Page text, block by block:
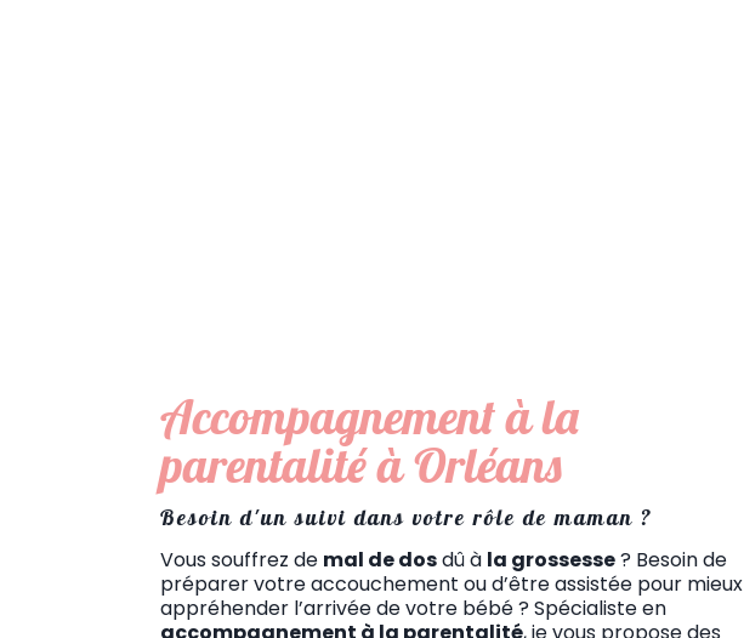
Accompagnement à la
parentalité à Orléans
Besoin d'un suivi dans votre rôle de maman ?
Vous souffrez de mal de dosdû à la grossesse? Besoin de
préparer votre accouchement ou d’être assistée pour mieux
appréhender l’arrivée de votre bébé ? Spécialiste en